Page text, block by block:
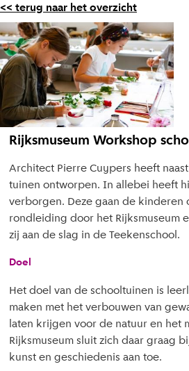
<< terug naar het overzicht
Rijksmuseum Workshop
Architect Pierre Cuypers heeft
tuinen ontworpen. In allebei heeft
verborgen. Deze gaan de kinderen
rondleiding door het Rijksmuseum
zij aan de slag in de Teekenschool.
Doel
Het doel van de schooltuinen is
maken met het verbouwen van
laten krijgen voor de natuur en het
Rijksmuseum sluit zich daar graag
kunst en geschiedenis aan toe.